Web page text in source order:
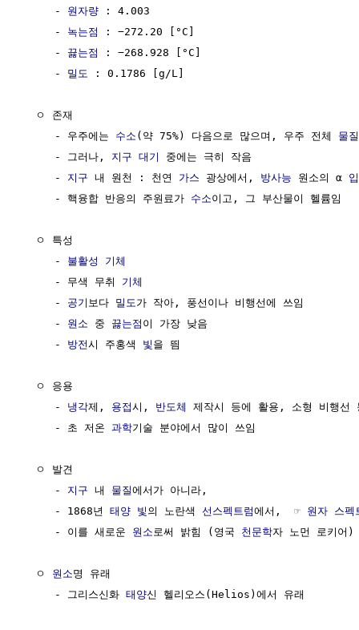
     -
원자량 : 4.003
     -
녹는점
: −272.20 [°C]
     -
끓는점
: −268.928 [°C]
     -
밀도 : 0.1786 [g/L]
  ㅇ 존재
     - 우주에는
수소 (약 75%) 다음으로 많으며, 우주 전체 물질
     - 그러나,
지구 대기
중에는 극히 작음
     -
지구 내 원천 : 천연 가스 광상에서, 방사능 원소의 α
     - 핵융합 반응의 주원료가
수소이고, 그 부산물이 헬륨임
  ㅇ 특성
     -
불활성 기체
     - 무색 무취
기체
     -
공기 보다 밀도 가 작아, 풍선이나 비행선에 쓰임
     -
원소 중 끓는점 이 가장 낮음
     -
방전시 주홍색 빛 을 띔
  ㅇ 응용
     -
냉각제, 용접시, 반도체
제작시 등에 활용, 소형 비행선
     - 초 저온
과학기술 분야에서 많이 쓰임
  ㅇ 발견
     -
지구 내 물질에서가 아니라,
     - 1868년
태양 빛 의 노란색 선스펙트럼에서,  ☞ 원자 스펙
     - 이를 새로운
원소 로써 밝힘 (영국 천문학자 노먼 로키어)
  ㅇ
원소명 유래
     - 그리스신화
태양